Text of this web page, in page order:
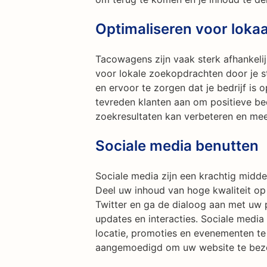
Optimaliseren voor
Tacowagens zijn vaak sterk
voor lokale zoekopdrachten door je
en ervoor te zorgen dat je bedrijf is
tevreden klanten aan om positieve
zoekresultaten kan verbeteren en
Sociale media benutten
Sociale media zijn een krachtig
Deel uw inhoud van hoge kwaliteit
Twitter en ga de dialoog aan met
updates en interacties. Sociale
locatie, promoties en evenementen
aangemoedigd om uw website te